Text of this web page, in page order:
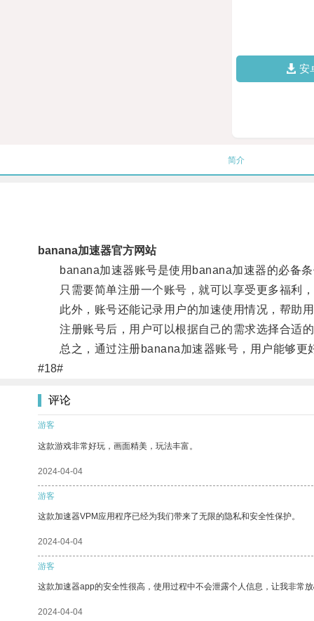
安
简介
banana加速器官方网站
banana加速器账号是使用banana加速器的必备条
只需要简单注册一个账号，就可以享受更多福利，
此外，账号还能记录用户的加速使用情况，帮助用
注册账号后，用户可以根据自己的需求选择合适的
总之，通过注册banana加速器账号，用户能够更
#18#
评论
游客
这款游戏非常好玩，画面精美，玩法丰富。
2024-04-04
游客
这款加速器VPM应用程序已经为我们带来了无限的隐私和安全性保护。
2024-04-04
游客
这款加速器app的安全性很高，使用过程中不会泄露个人信息，让我非常
2024-04-04